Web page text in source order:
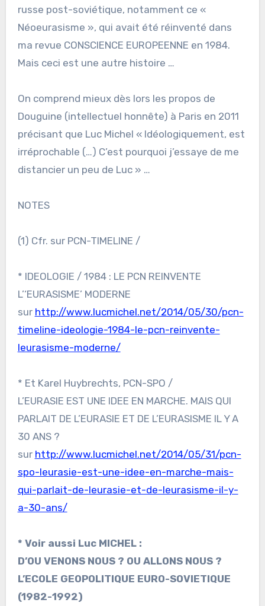
russe post-soviétique, notamment ce «
Néoeurasisme », qui avait été réinventé dans
ma revue CONSCIENCE EUROPEENNE en 1984.
Mais ceci est une autre histoire …
On comprend mieux dès lors les propos de
Douguine (intellectuel honnête) à Paris en 2011
précisant que Luc Michel « Idéologiquement, est
irréprochable (…) C’est pourquoi j’essaye de me
distancier un peu de Luc » …
NOTES
(1) Cfr. sur PCN-TIMELINE /
* IDEOLOGIE / 1984 : LE PCN REINVENTE
L’‘EURASISME’ MODERNE
sur http://www.lucmichel.net/2014/05/30/pcn-
timeline-ideologie-1984-le-pcn-reinvente-
leurasisme-moderne/
* Et Karel Huybrechts, PCN-SPO /
L’EURASIE EST UNE IDEE EN MARCHE. MAIS QUI
PARLAIT DE L’EURASIE ET DE L’EURASISME IL Y A
30 ANS ?
sur http://www.lucmichel.net/2014/05/31/pcn-
spo-leurasie-est-une-idee-en-marche-mais-
qui-parlait-de-leurasie-et-de-leurasisme-il-y-
a-30-ans/
* Voir aussi Luc MICHEL :
D’OU VENONS NOUS ? OU ALLONS NOUS ?
L’ECOLE GEOPOLITIQUE EURO-SOVIETIQUE
(1982-1992)